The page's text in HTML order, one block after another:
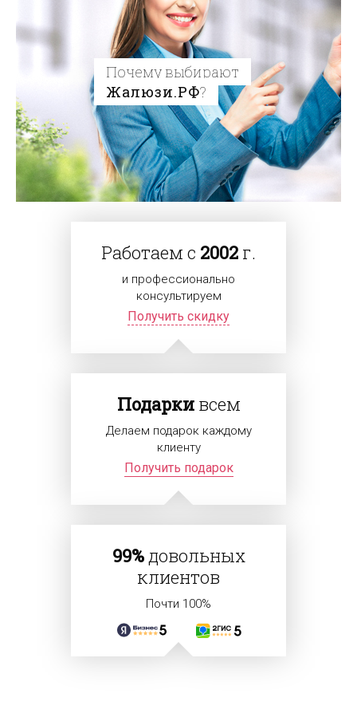
Почему выбирают
Жалюзи.РФ?
Работаем с 2002 г.
и профессионально
консультируем
Получить скидку
Подаркивсем
Делаем подарок каждому
клиенту
Получить подарок
99%довольных
клиентов
Почти 100%